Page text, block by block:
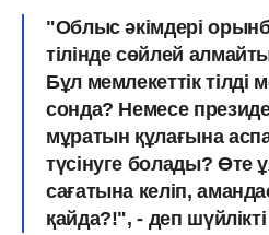
"Облыс әкімдері
тілінде сөйлей
Бұл мемлекеттік тілді
сонда? Немесе
мұратын құлағына
түсінуге болады? Өте
сағатына келіп,
қайда?!", - деп